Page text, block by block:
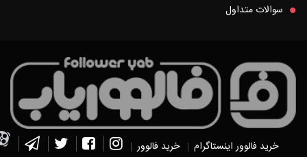
سوالات متداول
خرید فالوور اینستاگرام خرید فالوور